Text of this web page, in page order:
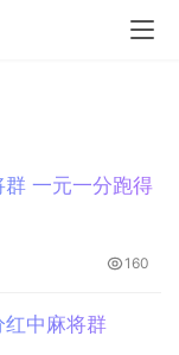
一元一分跑得
160
中麻将群